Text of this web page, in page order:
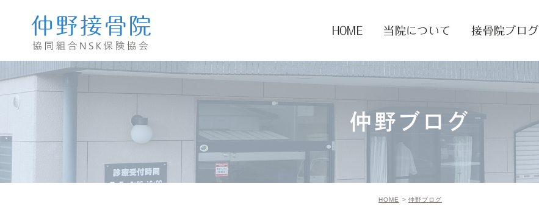
HOME 当院について 接骨院ブログ
仲野ブログ
HOME 仲野ブログ